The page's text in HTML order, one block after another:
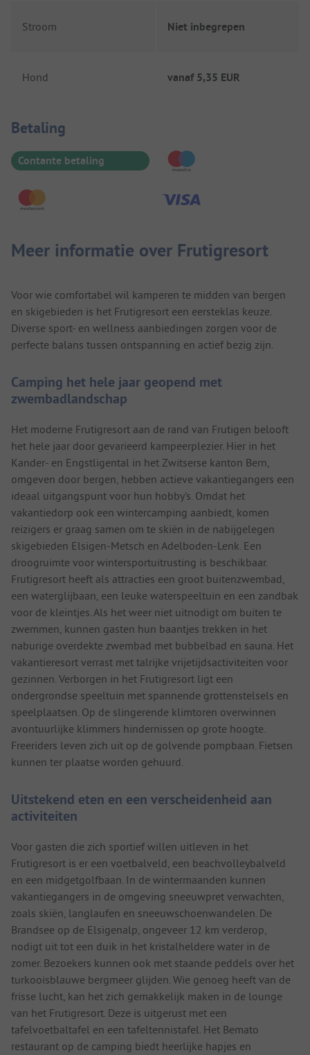
Stroom Niet inbegrepen
Hond vanaf 5,35 EUR
Betaalinformatie
Betaling
Contante betaling
Meer informatie over Frutigresort
Voor wie comfortabel wil kamperen te midden van bergen
en skigebieden is het Frutigresort een eersteklas keuze.
Diverse sport- en wellness aanbiedingen zorgen voor de
perfecte balans tussen ontspanning en actief bezig zijn.
Camping het hele jaar geopend met
zwembadlandschap
Het moderne Frutigresort aan de rand van Frutigen belooft
het hele jaar door gevarieerd kampeerplezier. Hier in het
Kander- en Engstligental in het Zwitserse kanton Bern,
omgeven door bergen, hebben actieve vakantiegangers een
ideaal uitgangspunt voor hun hobby's. Omdat het
vakantiedorp ook een wintercamping aanbiedt, komen
reizigers er graag samen om te skiën in de nabijgelegen
skigebieden Elsigen-Metsch en Adelboden-Lenk. Een
droogruimte voor wintersportuitrusting is beschikbaar.
Frutigresort heeft als attracties een groot buitenzwembad,
een waterglijbaan, een leuke waterspeeltuin en een zandbak
voor de kleintjes. Als het weer niet uitnodigt om buiten te
zwemmen, kunnen gasten hun baantjes trekken in het
naburige overdekte zwembad met bubbelbad en sauna. Het
vakantieresort verrast met talrijke vrijetijdsactiviteiten voor
gezinnen. Verborgen in het Frutigresort ligt een
ondergrondse speeltuin met spannende grottenstelsels en
speelplaatsen. Op de slingerende klimtoren overwinnen
avontuurlijke klimmers hindernissen op grote hoogte.
Freeriders leven zich uit op de golvende pompbaan. Fietsen
kunnen ter plaatse worden gehuurd.
Uitstekend eten en een verscheidenheid aan
activiteiten
Voor gasten die zich sportief willen uitleven in het
Frutigresort is er een voetbalveld, een beachvolleybalveld
en een midgetgolfbaan. In de wintermaanden kunnen
vakantiegangers in de omgeving sneeuwpret verwachten,
zoals skiën, langlaufen en sneeuwschoenwandelen. De
Brandsee op de Elsigenalp, ongeveer 12 km verderop,
nodigt uit tot een duik in het kristalheldere water in de
zomer. Bezoekers kunnen ook met staande peddels over het
turkooisblauwe bergmeer glijden. Wie genoeg heeft van de
frisse lucht, kan het zich gemakkelijk maken in de lounge
van het Frutigresort. Deze is uitgerust met een
tafelvoetbaltafel en een tafeltennistafel. Het Bemato
restaurant op de camping biedt heerlijke hapjes en